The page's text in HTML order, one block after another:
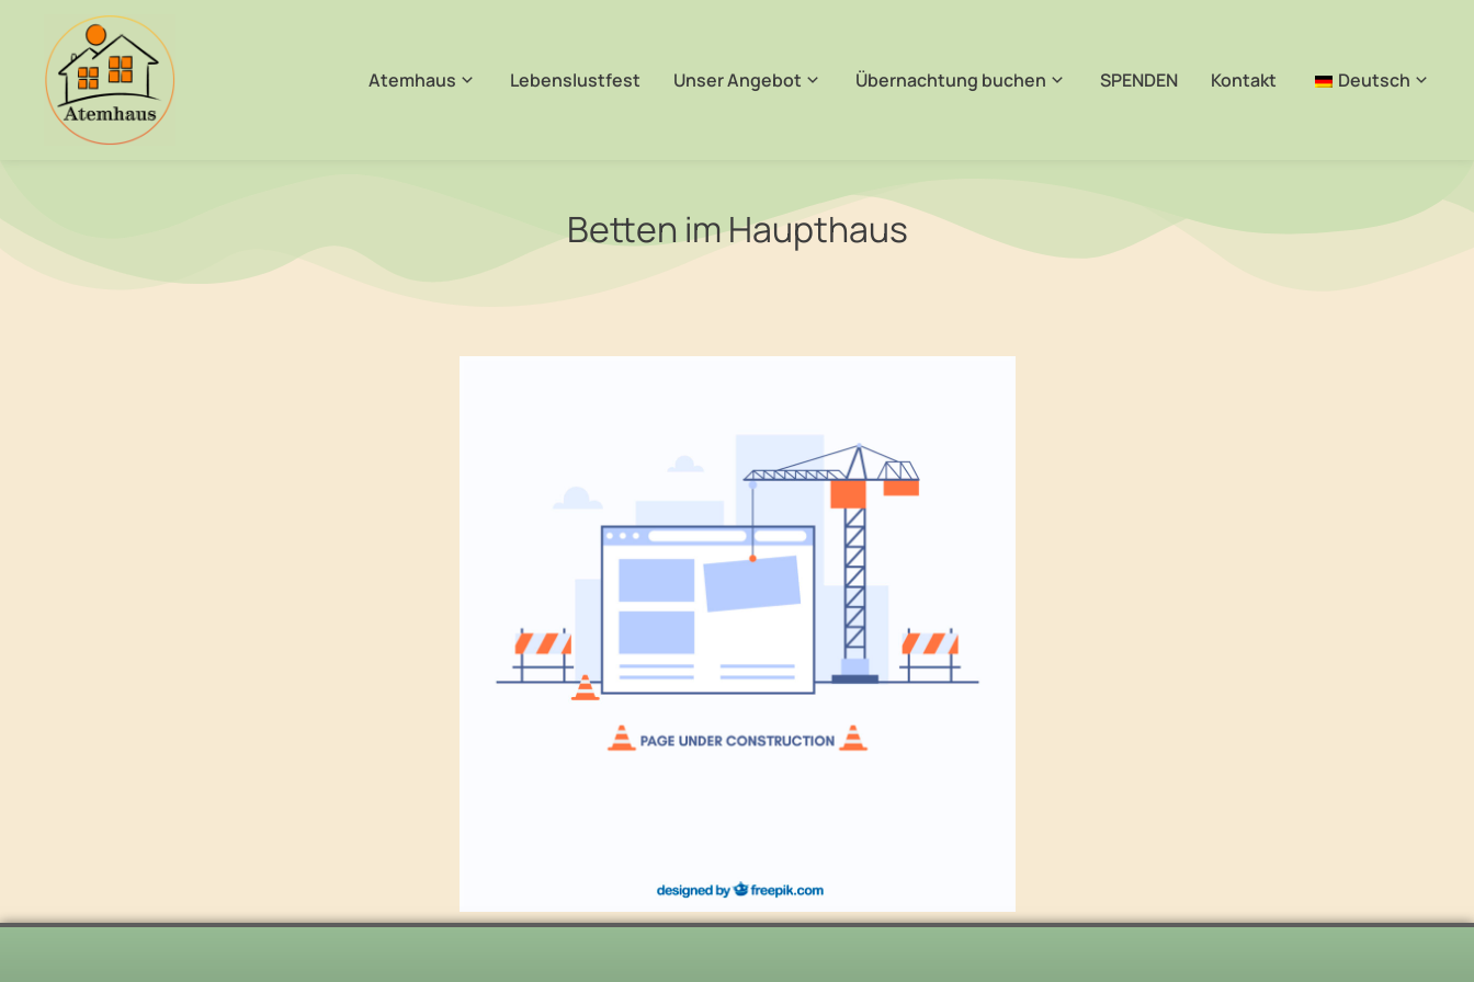
Atemhaus Lebenslustfest Unser Angebot Übernachtung buchen SPENDEN Kontakt Deutsch
Betten im Haupthaus